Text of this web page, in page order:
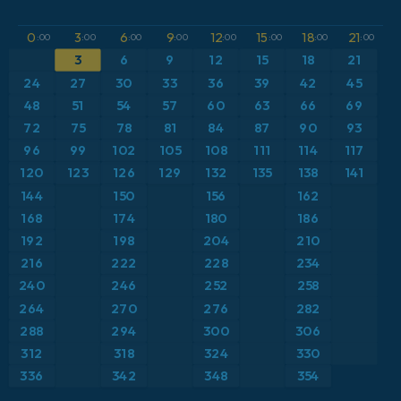
ICON Alemania 2 km
Caribe
Escandinavia
Estados Unidos
Europa
Francia
Grecia
Anomalía de temperatura a 2 m
Anomalía de temperatura a 850 hPa
CAPE
Presión
Punto de rocío a 2 m
Ráfagas de Viento Máximas
Ráfagas de viento
0 :00 3:00 6:00 9:00 12:00 15 :00 18:00 21:00
3 6 9 12 15 18 21
24 27 30 33 36 39 42
45
48
51 54 57 60 63 66 69
72 75 78 81 84 87 90 93
96 99 102 105 108 111 114 117
120 123 126 129 132 135 138
141
144
150 156
162
168
174 180
186
192
198 204 210
216 222 228 234
240 246 252
258
264
270 276
282
288
294 300
306
312
318 324 330
336 342 348 354